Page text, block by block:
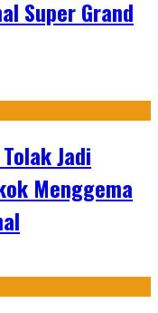
Super Grand
Jadi
Menggema